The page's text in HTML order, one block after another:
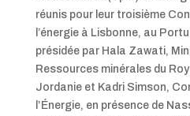
réunis pour leur troisième
l’énergie à Lisbonne, au
présidée par Hala Zawati,
Ressources minérales du
Jordanie et Kadri Simson,
l’Énergie, en présence de